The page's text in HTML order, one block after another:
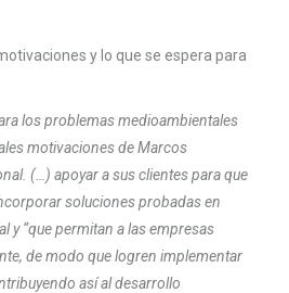
y lo que se espera para
los problemas medioambientales
motivaciones de Marcos
(…) apoyar a sus clientes para que
soluciones probadas en
y “que permitan a las empresas
de modo que logren implementar
así al desarrollo